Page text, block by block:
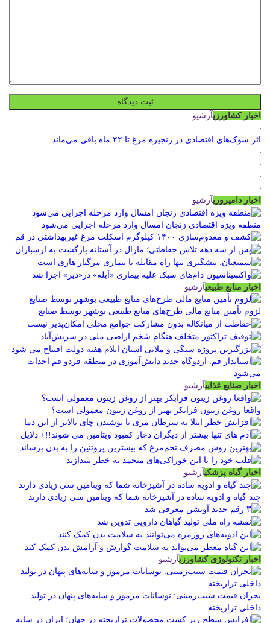
اخبار کشاورزیآرشیو
اثر شوک‌های اقتصادی در زنجیره مرغ تا ۲۲ ماه باقی می‌ماند
اخبار دامپروریآرشیو
منطقه ویژه اقتصادی زنجان امسال وارد مرحله اجرایی می‌شود
اخبار منابع طبیعیآرشیو
لزوم تأمین منابع مالی طرح‌های منابع طبیعی بوشهر توسط صنایع
اخبار صنایع غذاییآرشیو
واقعا روغن زیتون فرابکر بهتر از روغن زیتون معمولی است؟
اخبار گیاه پزشکیآرشیو
چند گیاه و ادویه ساده در آشپزخانه شما که ویتامین سی زیادی دارند
اخبار تکنولوژی کشاورزیآرشیو
بحران قیمت سیب‌زمینی: نوسانات مرموز و سایه‌های پنهان در تولید
داخلی تراریخته